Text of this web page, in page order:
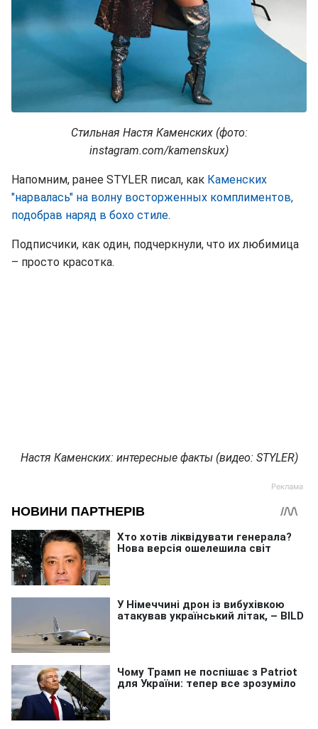
Стильная Настя Каменских (фото:
instagram.com/kamenskux)
Напомним, ранее STYLER писал, как Каменских
"нарвалась" на волну восторженных комплиментов,
подобрав наряд в бохо стиле.
Подписчики, как один, подчеркнули, что их любимица
– просто красотка.
Настя Каменских: интересные факты (видео: STYLER)